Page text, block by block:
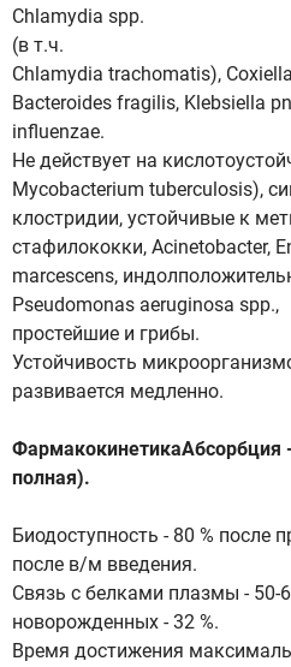
Chlamydia spp.
(в т.ч.
Chlamydia trachomatis),
Bacteroides fragilis, Klebsiella
influenzae.
He действует на
Mycobacterium tuberculosis),
клостридии, устойчивые к
стафилококки, Acinetobacter,
marcescens,
Pseudomonas aeruginosa spp.,
простейшие и грибы.
Устойчивость
развивается медленно.
ФармакокинетикаАбсорбция
полная).
Биодоступность - 80 % после
после в/м введения.
Связь с белками плазмы - 50-
новорожденных - 32 %.
Время достижения